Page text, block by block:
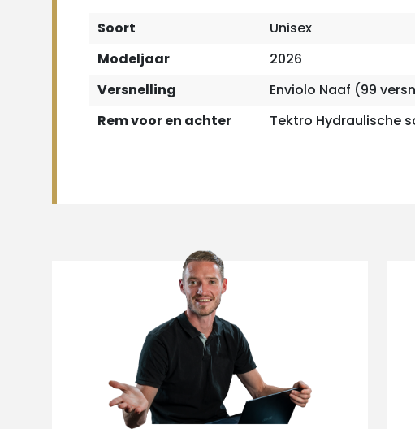
Soort
Unisex
Modeljaar
2026
Versnelling
Enviolo Naaf (99
Rem voor en achter
Tektro Hydraulische